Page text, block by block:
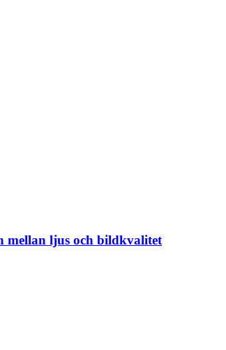
mellan ljus och bildkvalitet